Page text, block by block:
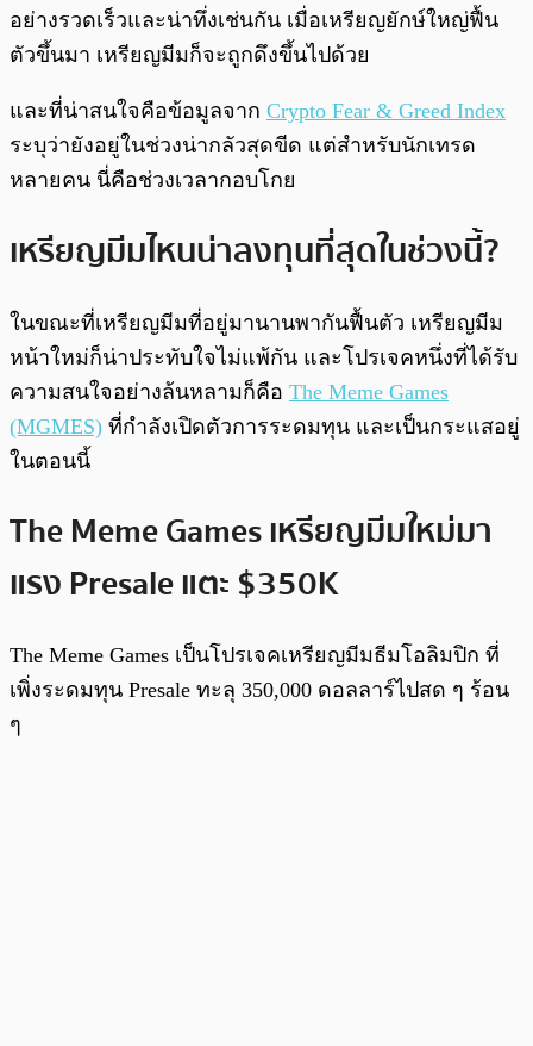
อย่างรวดเร็วและน่าทึ่งเช่นกัน เมื่อเหรียญยักษ์ใหญ่ฟื้น
ตัวขึ้นมา เหรียญมีมก็จะถูกดึงขึ้นไปด้วย
และที่น่าสนใจคือข้อมูลจาก Crypto Fear & Greed Index
ระบุว่ายังอยู่ในช่วงน่ากลัวสุดขีด แต่สำหรับนักเทรด
หลายคน นี่คือช่วงเวลากอบโกย
เหรียญมีมไหนน่าลงทุนที่สุดในช่วงนี้?
ในขณะที่เหรียญมีมที่อยู่มานานพากันฟื้นตัว เหรียญมีม
หน้าใหม่ก็น่าประทับใจไม่แพ้กัน และโปรเจคหนึ่งที่ได้รับ
ความสนใจอย่างล้นหลามก็คือ The Meme Games
(MGMES) ที่กำลังเปิดตัวการระดมทุน และเป็นกระแสอยู่
ในตอนนี้
The Meme Games เหรียญมีมใหม่มา
แรง Presale แตะ $350K
The Meme Games เป็นโปรเจคเหรียญมีมธีมโอลิมปิก ที่
เพิ่งระดมทุน Presale ทะลุ 350,000 ดอลลาร์ไปสด ๆ ร้อน
ๆ